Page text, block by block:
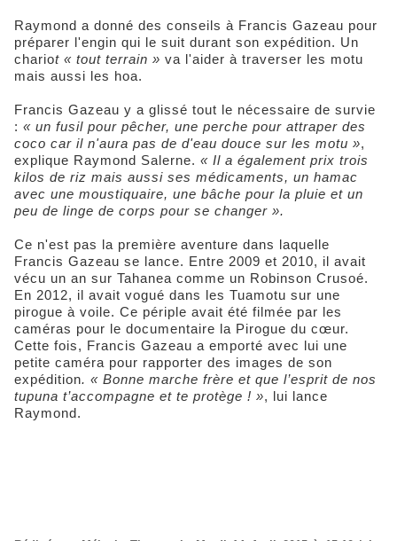
Raymond a donné des conseils à Francis Gazeau pour
préparer l'engin qui le suit durant son expédition. Un
chariot « tout terrain » va l'aider à traverser les motu
mais aussi les hoa.
Francis Gazeau y a glissé tout le nécessaire de survie
: « un fusil pour pêcher, une perche pour attraper des
coco car il n'aura pas de d'eau douce sur les motu »,
explique Raymond Salerne. « Il a également prix trois
kilos de riz mais aussi ses médicaments, un hamac
avec une moustiquaire, une bâche pour la pluie et un
peu de linge de corps pour se changer ».
Ce n'est pas la première aventure dans laquelle
Francis Gazeau se lance. Entre 2009 et 2010, il avait
vécu un an sur Tahanea comme un Robinson Crusoé.
En 2012, il avait vogué dans les Tuamotu sur une
pirogue à voile. Ce périple avait été filmée par les
caméras pour le documentaire la Pirogue du cœur.
Cette fois, Francis Gazeau a emporté avec lui une
petite caméra pour rapporter des images de son
expédition. « Bonne marche frère et que l’esprit de nos
tupuna t’accompagne et te protège ! », lui lance
Raymond.